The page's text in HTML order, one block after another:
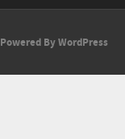
Powered By WordPress